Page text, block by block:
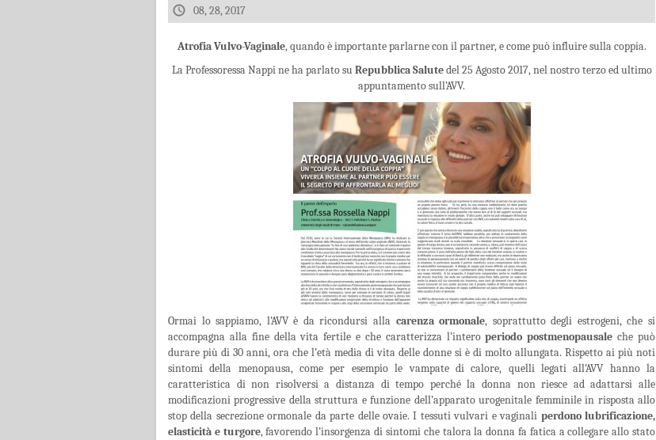
08, 28, 2017
Atrofia Vulvo-Vaginale, quando è importante parlarne con il partner, e come può influire sulla coppia.
La Professoressa Nappi ne ha parlato suRepubblica Salutedel 25 Agosto 2017, nel nostro terzo ed ultimo
appuntamento sull’AVV.
Ormai lo sappiamo, l’AVV è da ricondursi alla carenza ormonale, soprattutto degli estrogeni, che si
accompagna alla fine della vita fertile e che caratterizza l’interoperiodo postmenopausale che può
durare più di 30 anni, ora che l’età media di vita delle donne si è di molto allungata. Rispetto ai più noti
sintomi della menopausa, come per esempio le vampate di calore, quelli legati all’AVV hanno la
caratteristica di non risolversi a distanza di tempo perché la donna non riesce ad adattarsi alle
modificazioni progressive della struttura e funzione dell’apparato urogenitale femminile in risposta allo
stop della secrezione ormonale da parte delle ovaie. I tessuti vulvari e vaginali perdono lubrificazione,
elasticità e turgore, favorendo l’insorgenza di sintomi che talora la donna fa fatica a collegare allo stato